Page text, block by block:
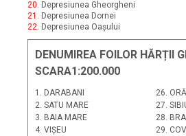
20. Depresiunea Gheorgheni
21. Depresiunea Dornei
22. Depresiunea Oașului
DENUMIREA FOILOR HĂRȚII
SCARA1:200.000
1. DARABANI
2. SATU MARE
3. BAIA MARE
4. VIȘEU
26.
27.
28.
29.